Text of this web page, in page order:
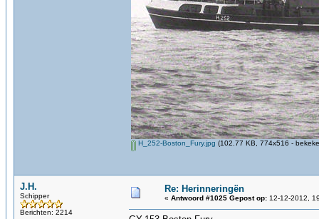
H_252-Boston_Fury.jpg (102.77 KB, 774x516 -
J.H.
Schipper
Berichten: 2214
Re: Herinneringën
« Antwoord #1025 Gepost op: 12-12-2012,